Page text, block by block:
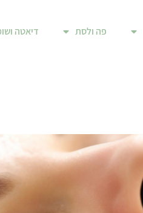
פה ולסת דיאטה